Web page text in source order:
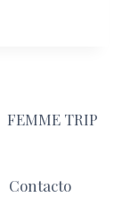
FEMME TRIP
Contacto